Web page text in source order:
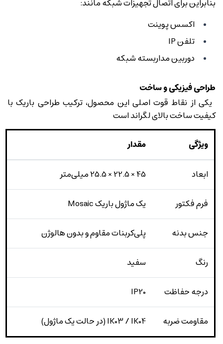
بنابراین برای اتصال تجهیزات شبکه مانند:
اکسس پوینت
تلفن IP
دوربین مداربسته شبکه
طراحی فیزیکی و ساخت
یکی از نقاط قوت اصلی این محصول، ترکیب طراحی باریک با
کیفیت ساخت بالای لگراند است
ویژگی مقدار
ابعاد 45 × 22.5 × 25.5 میلی‌متر
فرم فکتور یک ماژول باریک Mosaic
جنس بدنه پلی‌کربنات مقاوم و بدون هالوژن
رنگ سفید
درجه حفاظت IP20
مقاومت ضربه IK03 / IK04 (در حالت یک ماژول)